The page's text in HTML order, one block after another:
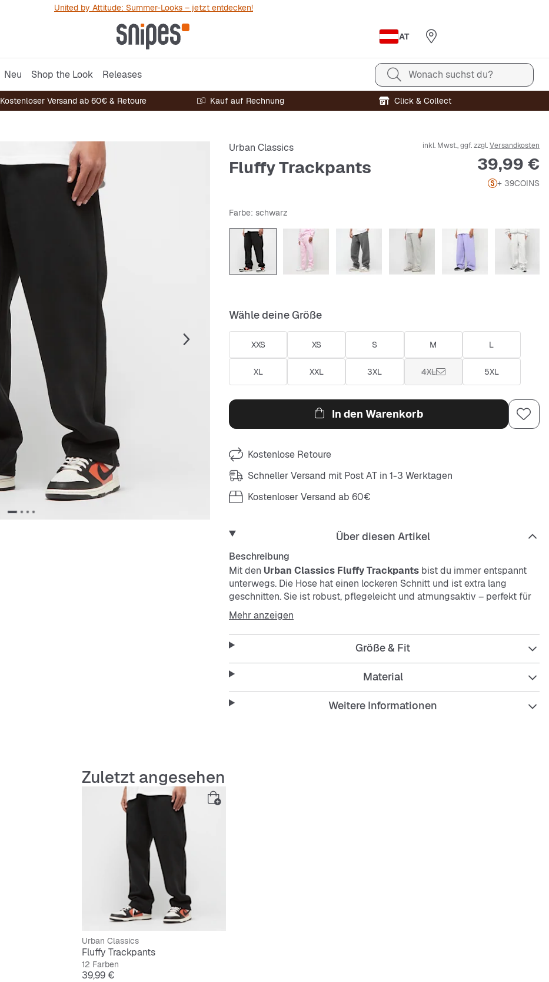
United by Attitude: Summer-Looks – jetzt entdecken!
AT
Neu Shop the Look Releases Wonach suchst du?
Kostenloser Versand ab 60€ & Retoure Kauf auf Rechnung Click & Collect
Urban Classics
Fluffy Trackpants
inkl. Mwst., ggf. zzgl.Versandkosten
Preis
39,99 €
+ 39COINS
Farbe: schwarz
Wähle deine Größe
XXS XS S M L
XL XXL 3XL 4XL 5XL
In den Warenkorb
Kostenlose Retoure
Schneller Versand mit Post AT in 1-3 Werktagen
Kostenloser Versand ab 60€
Über diesen Artikel
Beschreibung
Mit den Urban Classics Fluffy Trackpants bist du immer entspannt
unterwegs. Die Hose hat einen lockeren Schnitt und ist extra lang
geschnitten. Sie ist robust, pflegeleicht und atmungsaktiv – perfekt für
den Alltag und chillige Momente.
Features:
Lockere Passform für viel Bewegungsfreiheit
Mehr anzeigen
Größe & Fit
Material
Weitere Informationen
Zuletzt angesehen
Urban Classics
Fluffy Trackpants
12 Farben
Preis
39,99 €